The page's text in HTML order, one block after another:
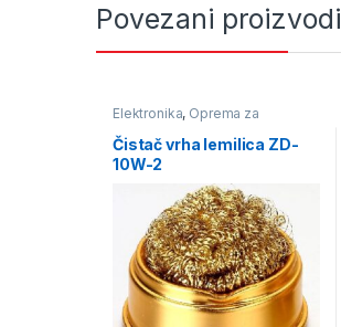
Povezani proizvodi
Elektronika, Oprema za
Pomagala i alat za
lemljenje
Čistač vrha lemilica ZD-
10W-2